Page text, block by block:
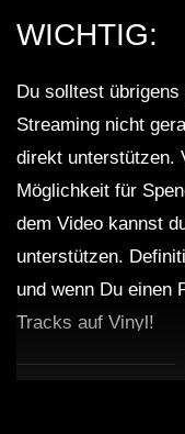
WICHTIG:
Du solltest
Streaming nicht
direkt unterstützen.
Möglichkeit für
dem Video kannst
unterstützen.
und wenn Du einen
Tracks auf Vinyl!